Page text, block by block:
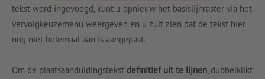
tekst werd ingevoegd, kunt u opnieuw het basislijnraster via het
vervolgkeuzemenu weergeven en u zult zien dat de tekst hier
nog niet helemaal aan is aangepast.
Om de plaatsaanduidingstekst definitief uit te lijnen, dubbelklikt